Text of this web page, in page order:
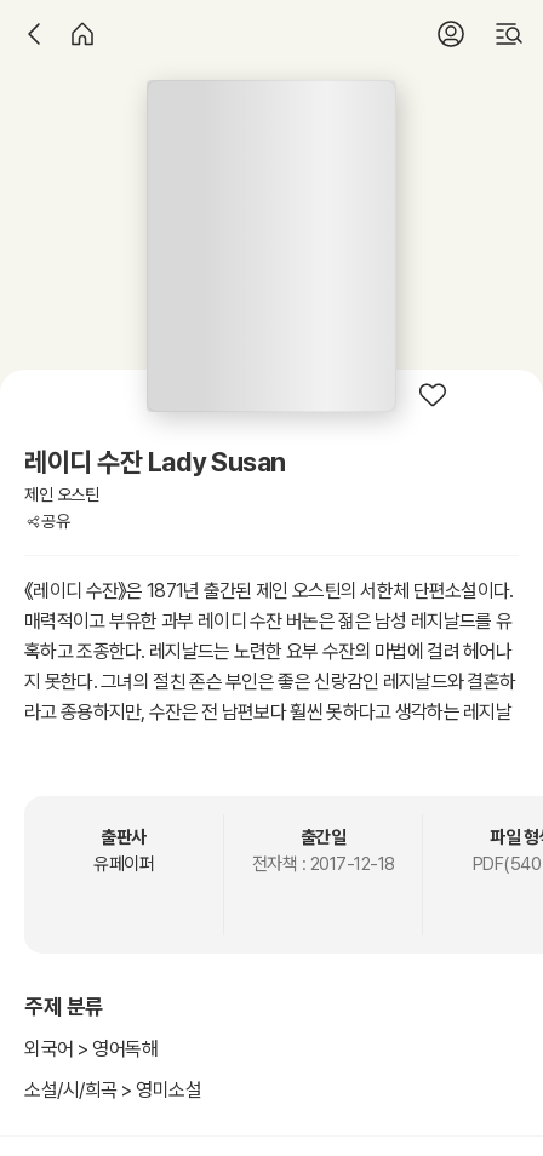
레이디 수잔 Lady Susan
제인 오스틴
공유
《레이디 수잔》은 1871년 출간된 제인 오스틴의 서한체 단편소설이다.
매력적이고 부유한 과부 레이디 수잔 버논은 젊은 남성 레지날드를 유
혹하고 조종한다. 레지날드는 노련한 요부 수잔의 마법에 걸려 헤어나
지 못한다. 그녀의 절친 존슨 부인은 좋은 신랑감인 레지날드와 결혼하
라고 종용하지만, 수잔은 전 남편보다 훨씬 못하다고 생각하는 레지날
의 연인이었던 레지날드와 맺어진다. 《레이디 수잔》은 다른 제인 오스
틴의 소설들과 마찬가지로 큰 인기를 끌었으며, 영화와 드라마로 제작
출판사
유페이퍼
출간일
전자책 : 2017-12-18
파일 형
주제 분류
외국어 > 영어독해
소설/시/희곡 > 영미소설